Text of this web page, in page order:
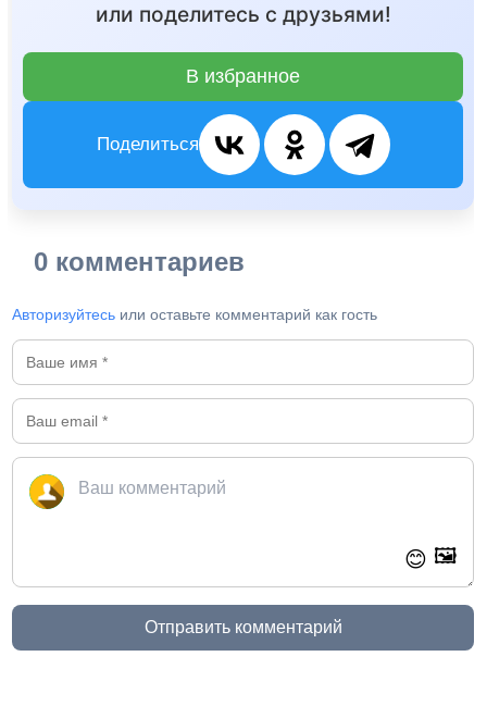
или поделитесь с друзьями!
В избранное
Поделиться
0 комментариев
Авторизуйтесь или оставьте комментарий как гость
😊 🖼️
Отправить комментарий